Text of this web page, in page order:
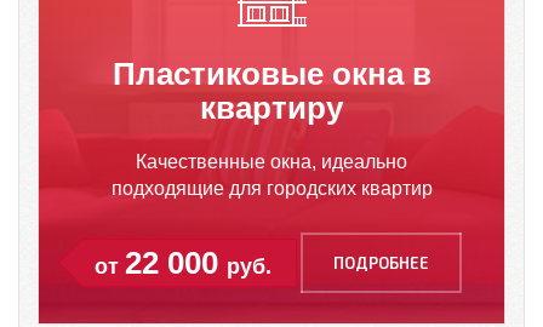
Пластиковые окна в
квартиру
Качественные окна, идеально
подходящие для городских квартир
от 22 000 руб. ПОДРОБНЕЕ